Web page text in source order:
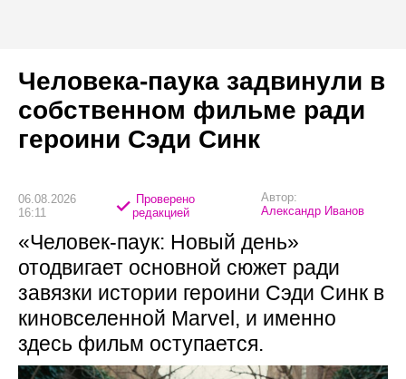
Человека-паука задвинули в
собственном фильме ради
героини Сэди Синк
06.08.2026
16:11
Проверено
редакцией
Автор:
Александр Иванов
«Человек-паук: Новый день»
отодвигает основной сюжет ради
завязки истории героини Сэди Синк в
киновселенной Marvel, и именно
здесь фильм оступается.